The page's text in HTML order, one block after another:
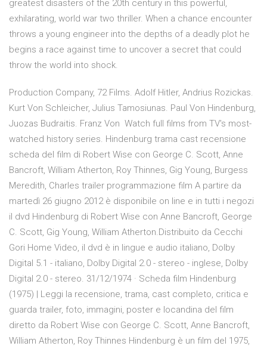
greatest disasters of the 20th century in this powerful,
exhilarating, world war two thriller. When a chance encounter
throws a young engineer into the depths of a deadly plot he
begins a race against time to uncover a secret that could
throw the world into shock.
Production Company, 72 Films. Adolf Hitler, Andrius Rozickas.
Kurt Von Schleicher, Julius Tamosiunas. Paul Von Hindenburg,
Juozas Budraitis. Franz Von Watch full films from TV's most-
watched history series. Hindenburg trama cast recensione
scheda del film di Robert Wise con George C. Scott, Anne
Bancroft, William Atherton, Roy Thinnes, Gig Young, Burgess
Meredith, Charles trailer programmazione film A partire da
martedì 26 giugno 2012 è disponibile on line e in tutti i negozi
il dvd Hindenburg di Robert Wise con Anne Bancroft, George
C. Scott, Gig Young, William Atherton.Distribuito da Cecchi
Gori Home Video, il dvd è in lingue e audio italiano, Dolby
Digital 5.1 - italiano, Dolby Digital 2.0 - stereo - inglese, Dolby
Digital 2.0 - stereo. 31/12/1974 · Scheda film Hindenburg
(1975) | Leggi la recensione, trama, cast completo, critica e
guarda trailer, foto, immagini, poster e locandina del film
diretto da Robert Wise con George C. Scott, Anne Bancroft,
William Atherton, Roy Thinnes Hindenburg è un film del 1975,